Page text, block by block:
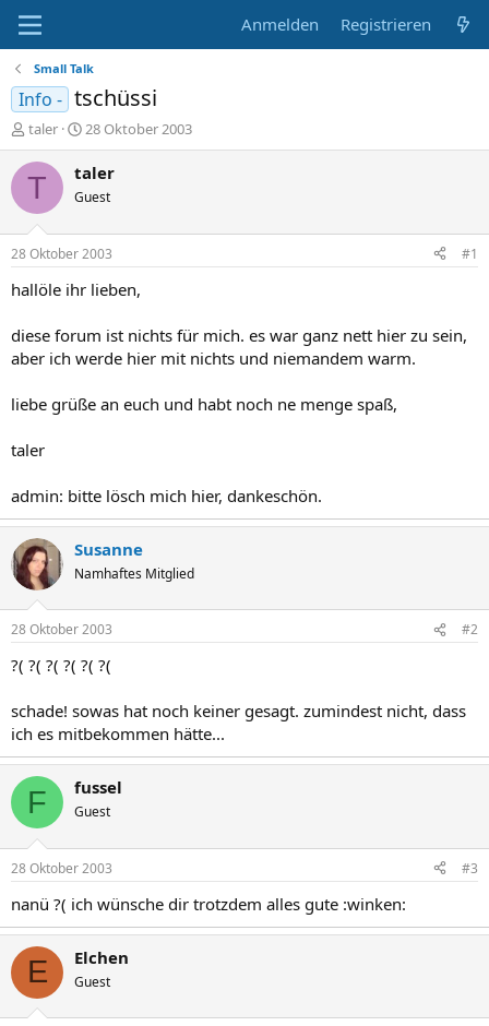
Anmelden Registrieren
Small Talk
Info - tschüssi
E
r
s
e
r
taler
E
r
s
e
l
t
a
28 Oktober 2003
T taler
Guest
28 Oktober 2003 #1
hallöle ihr lieben,
diese forum ist nichts für mich. es war ganz nett hier zu sein,
aber ich werde hier mit nichts und niemandem warm.
liebe grüße an euch und habt noch ne menge spaß,
taler
admin: bitte lösch mich hier, dankeschön.
Susanne
Namhaftes Mitglied
28 Oktober 2003 #2
?( ?( ?( ?( ?( ?(
schade! sowas hat noch keiner gesagt. zumindest nicht, dass
ich es mitbekommen hätte...
F fussel
Guest
28 Oktober 2003 #3
nanü ?( ich wünsche dir trotzdem alles gute :winken:
E Elchen
Guest